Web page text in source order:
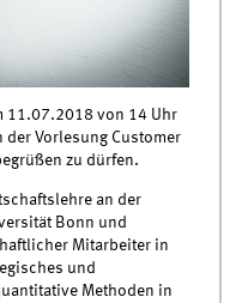
11.07.2018 von 14 Uhr
der Vorlesung Customer
zu dürfen.
an der
Bonn und
Mitarbeiter in
und
Methoden in